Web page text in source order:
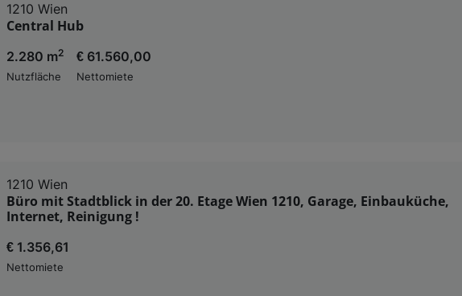
1210 Wien
Central Hub
2.280 m2
Nutzfläche
€ 61.560,00
Nettomiete
1210 Wien
Büro mit Stadtblick in der 20. Etage Wien 1210, Garage, Einbauküche,
Internet, Reinigung !
€ 1.356,61
Nettomiete